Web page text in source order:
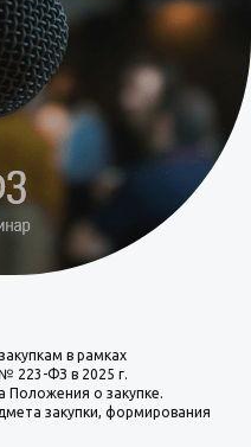
в рамках
223-ФЗ в 2025 г.
Положения о закупке.
закупки, формирования